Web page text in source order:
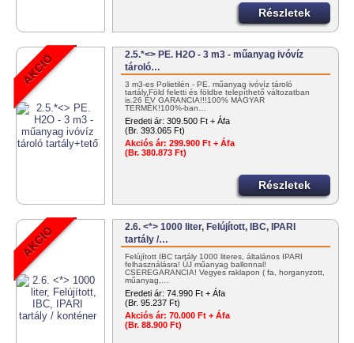
Részletek
2.5.*<> PE. H2O - 3 m3 - műanyag ivóvíz
tároló…
3 m3-es Polietilén - PE. műanyag ivóvíz tároló
tartály.Föld feletti és földbe telepíthető változatban
is.26 ÉV GARANCIA!!!100% MAGYAR
TERMÉK!100%-ban…
Eredeti ár: 309.500 Ft + Áfa
(Br. 393.065 Ft)
Akciós ár: 299.900 Ft + Áfa
(Br. 380.873 Ft)
Részletek
2.6. <*> 1000 liter, Felújított, IBC, IPARI
tartály /…
Felújított IBC tartály 1000 literes, általános IPARI
felhasználásra! ÚJ műanyag ballonnal!
CSEREGARANCIA! Vegyes raklapon ( fa, horganyzott,
műanyag,…
Eredeti ár: 74.990 Ft + Áfa
(Br. 95.237 Ft)
Akciós ár: 70.000 Ft + Áfa
(Br. 88.900 Ft)